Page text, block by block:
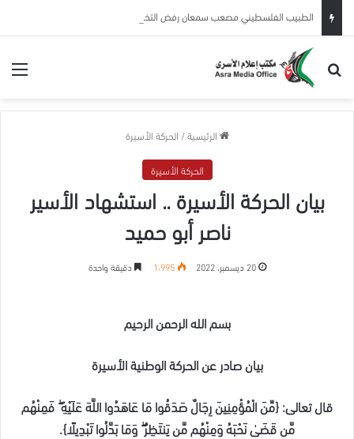
بحث عن
الرئيسية/ الحركة الأسيرة
الحركة الأسيرة
بيان الحركة الأسيرة .. استشهاد الأسير
ناصر أبو حميد
20 ديسمبر، 2022 1٬995 دقيقة واحدة
بسم الله الرحمن الرحيم
بيان صادر عن الحركة الوطنية الأسيرة
قال تعالى: {مِّنَ الْمُؤْمِنِينَ رِجَالٌ صَدَقُوا مَا عَاهَدُوا اللَّهَ عَلَيْهِ ۖ فَمِنْهُم
مَّن قَضَىٰ نَحْبَهُ وَمِنْهُم مَّن يَنتَظِرُ ۖ وَمَا بَدَّلُوا تَبْدِيلًا}.